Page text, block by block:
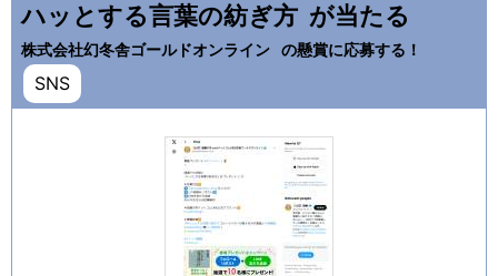
ハッとする言葉の紡ぎ方 が当たる
株式会社幻冬舎ゴールドオンライン の懸賞に応募する！
SNS